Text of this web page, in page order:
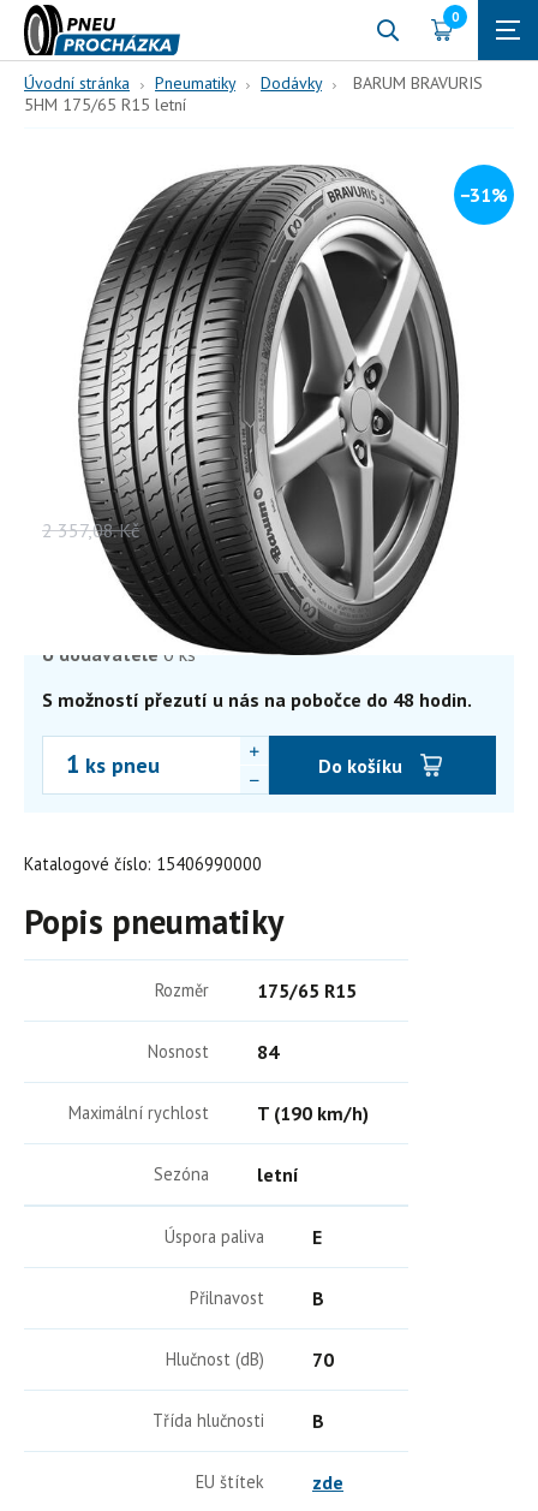
0
Úvodní stránka Pneumatiky Dodávky
BARUM BRAVURIS
5HM 175/65 R15 letní
175/65 R15 84 T (190 km/h)
−31%
BARUM BRAVURIS 5HM
175/65 R15 letní
84, T, letní
Vaše cena s DPH
2 357,08 Kč
1 635,92Kč
1 352 Kč bez DPH
2 ks
Externí sklad0 ks
U dodavatele 0 ks
S možností přezutí u nás na pobočce do 48 hodin.
ks pneu Do košíku
Katalogové číslo: 15406990000
Popis pneumatiky
Rozměr 175/65 R15
Nosnost 84
Maximální rychlost T (190 km/h)
Sezóna letní
Úspora paliva E
Přilnavost B
Hlučnost (dB) 70
Třída hlučnosti B
EU štítek zde